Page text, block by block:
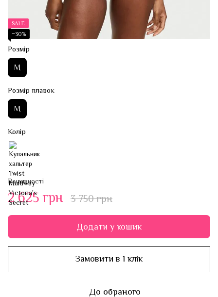
SALE
−30%
Розмір
M
Розмір плавок
M
Колір
В наявності
2 625 грн 3 750 грн
Додати у кошик
Замовити в 1 клік
До обраного